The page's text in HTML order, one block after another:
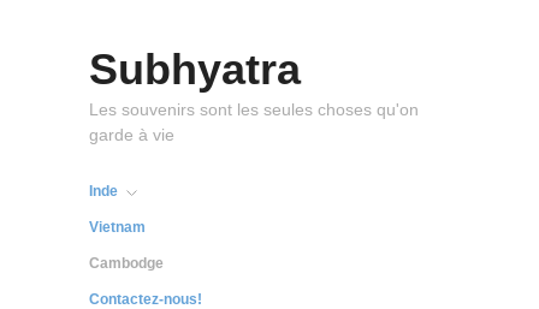
Subhyatra
Les souvenirs sont les seules choses qu'on
garde à vie
Inde
Vietnam
Cambodge
Contactez-nous!